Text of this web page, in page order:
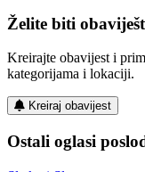
Želite biti
Kreirajte obavijest i
kategorijama i lokaciji.
Kreiraj obavijest
Ostali oglasi